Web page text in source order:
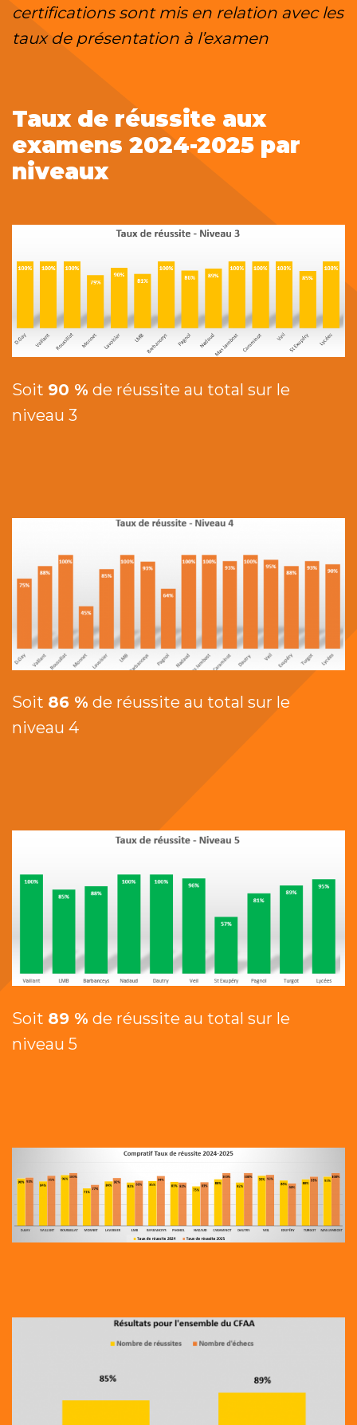
certifications sont mis en relation avec les
taux de présentation à l’examen
Taux de réussite aux
examens 2024-2025 par
niveaux
Soit 90 % de réussite au total sur le
niveau 3
Soit 86 % de réussite au total sur le
niveau 4
Soit 89 % de réussite au total sur le
niveau 5